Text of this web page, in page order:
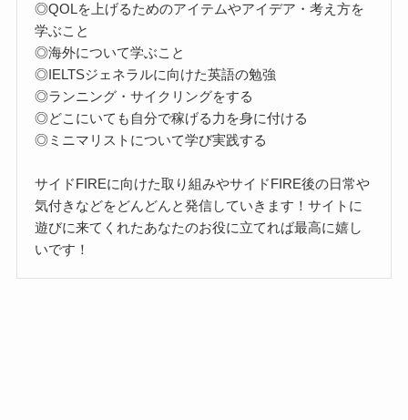
◎QOLを上げるためのアイテムやアイデア・考え方を
学ぶこと
◎海外について学ぶこと
◎IELTSジェネラルに向けた英語の勉強
◎ランニング・サイクリングをする
◎どこにいても自分で稼げる力を身に付ける
◎ミニマリストについて学び実践する
サイドFIREに向けた取り組みやサイドFIRE後の日常や
気付きなどをどんどんと発信していきます！サイトに
遊びに来てくれたあなたのお役に立てれば最高に嬉し
いです！